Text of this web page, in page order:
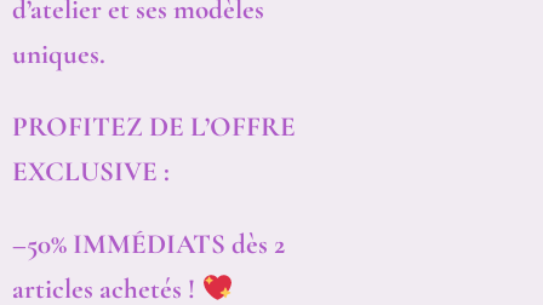
d’atelier et ses modèles
uniques.
PROFITEZ DE L’OFFRE
EXCLUSIVE :
–50% IMMÉDIATS dès 2
articles achetés !